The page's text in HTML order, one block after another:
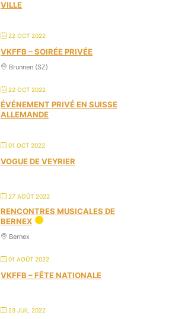
VILLE
22 OCT 2022
VKFFB – SOIRÉE PRIVÉE
Brunnen (SZ)
22 OCT 2022
ÉVÉNEMENT PRIVÉ EN SUISSE
ALLEMANDE
01 OCT 2022
VOGUE DE VEYRIER
27 AOÛT 2022
RENCONTRES MUSICALES DE
BERNEX
Bernex
01 AOÛT 2022
VKFFB – FÊTE NATIONALE
23 JUIL 2022